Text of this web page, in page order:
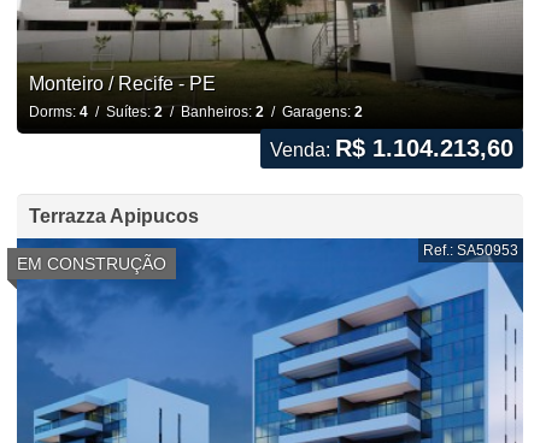
Monteiro / Recife - PE
Dorms: 4/ Suítes: 2/ Banheiros: 2/ Garagens: 2
Venda: R$ 1.104.213,60
Terrazza Apipucos
EM CONSTRUÇÃO
Ref.: SA50953